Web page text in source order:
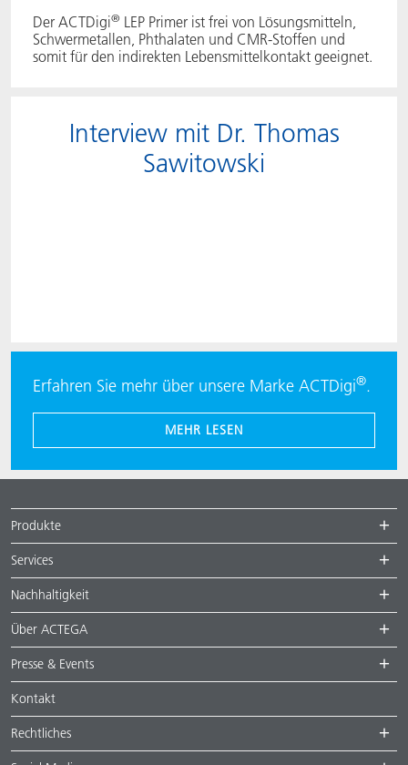
Der ACTDigi® LEP Primer ist frei von Lösungsmitteln,
Schwermetallen, Phthalaten und CMR-Stoffen und
somit für den indirekten Lebensmittelkontakt geeignet.
Interview mit Dr. Thomas
Sawitowski
Erfahren Sie mehr über unsere Marke ACTDigi®.
MEHR LESEN
Produkte
Services
Nachhaltigkeit
Über ACTEGA
Presse & Events
Kontakt
Rechtliches